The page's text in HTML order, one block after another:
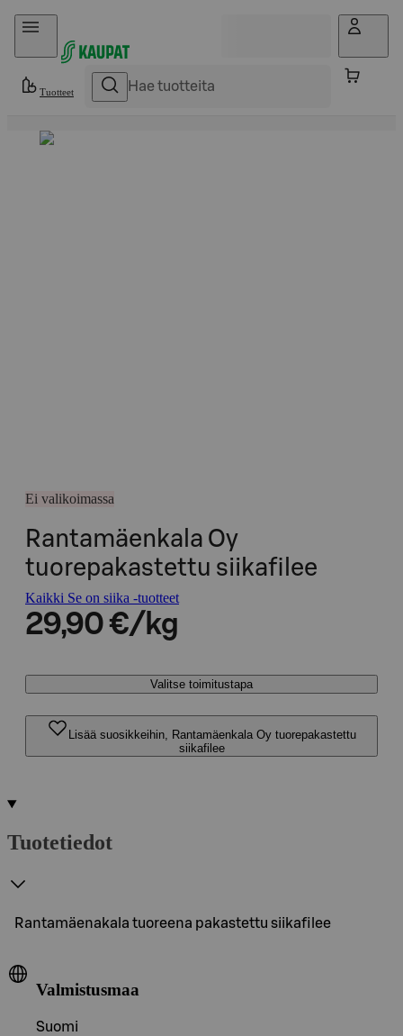
Hyppää sisältöön
Tuotteet
Ei valikoimassa
Rantamäenkala Oy
tuorepakastettu siikafilee
Kaikki Se on siika -tuotteet
29,90 €/kg
Valitse toimitustapa
Lisää suosikkeihin, Rantamäenkala Oy tuorepakastettu
siikafilee
Tuotetiedot
Rantamäenakala tuoreena pakastettu siikafilee
Valmistusmaa
Suomi